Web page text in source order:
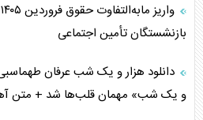
تأثیر جنگ ایران و آمریکا بر اقتصاد
اربعین، کابوس مشترک تل‌آویو-
بازنشستگان تأمین اجتماعی
دانلود هزار و یک شب عرفان
و یک شب» مهمان قلب‌ها شد + متن